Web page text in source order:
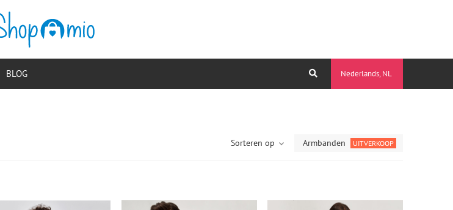
Armbanden UITVERKOOP
Sorteren op
Nederlands, NL
BLOG